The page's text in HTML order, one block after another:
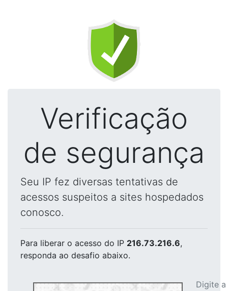
Verificação
de segurança
Seu IP fez diversas tentativas de
acessos suspeitos a sites hospedados
conosco.
Para liberar o acesso do IP 216.73.216.6,
responda ao desafio abaixo.
Digite